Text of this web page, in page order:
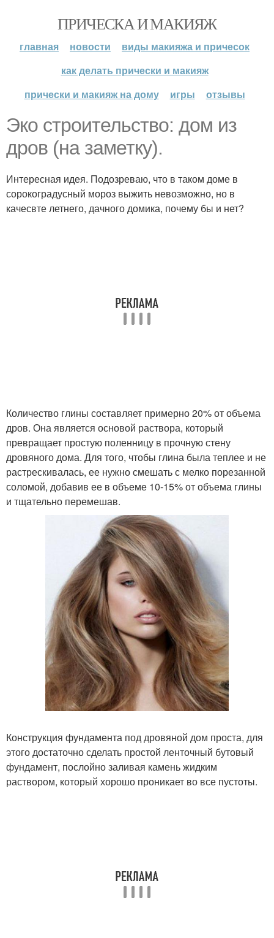
ПРИЧЕСКА И МАКИЯЖ
главная новости
виды макияжа и причесок
как делать прически и макияж
прически и макияж на дому
игры отзывы
Эко строительство: дом из
дров (на заметку).
Интересная идея. Подозреваю, что в таком доме в
сорокоградусный мороз выжить невозможно, но в
качесвте летнего, дачного домика, почему бы и нет?
Количество глины составляет примерно 20% от объема
дров. Она является основой раствора, который
превращает простую поленницу в прочную стену
дровяного дома. Для того, чтобы глина была теплее и не
растрескивалась, ее нужно смешать с мелко порезанной
соломой, добавив ее в объеме 10-15% от объема глины
и тщательно перемешав.
Конструкция фундамента под дровяной дом проста, для
этого достаточно сделать простой ленточный бутовый
фундамент, послойно заливая камень жидким
раствором, который хорошо проникает во все пустоты.